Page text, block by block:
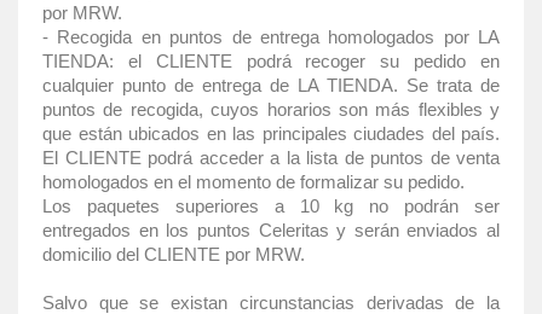
por MRW.
- Recogida en puntos de entrega homologados por LA
TIENDA: el CLIENTE podrá recoger su pedido en
cualquier punto de entrega de LA TIENDA. Se trata de
puntos de recogida, cuyos horarios son más flexibles y
que están ubicados en las principales ciudades del país.
El CLIENTE podrá acceder a la lista de puntos de venta
homologados en el momento de formalizar su pedido.
Los paquetes superiores a 10 kg no podrán ser
entregados en los puntos Celeritas y serán enviados al
domicilio del CLIENTE por MRW.
Salvo que se existan circunstancias derivadas de la